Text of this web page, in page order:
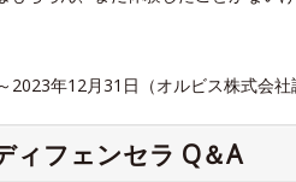
年12月31日（オルビス株式会社
ィフェンセラ Q＆A